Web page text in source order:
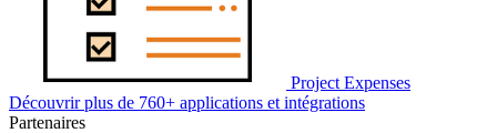
Project Expenses
Découvrir plus de 760+ applications et intégrations
Partenaires